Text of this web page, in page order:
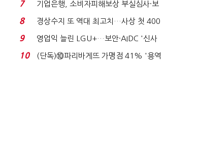
7
기업은행, 소비자피해보상 부실심사·보
이스피싱 공시 ...
8
경상수지 또 역대 최고치…사상 첫 400
억달러에 '3% 성...
9
영업익 늘린 LGU+…보안·AIDC '신사
업 드라이브'...
10
(단독)⑩파리바게뜨 가맹점 41% '용역